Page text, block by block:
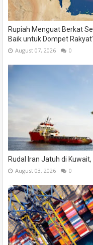
Rupiah Menguat Berkat
Baik untuk Dompet
August 07, 2026 0
Rudal Iran Jatuh di
August 03, 2026 0